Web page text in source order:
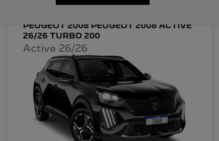
PEUGEOT 2008 PEUGEOT 2008 ACTIVE
26/26 TURBO 200
Active 26/26